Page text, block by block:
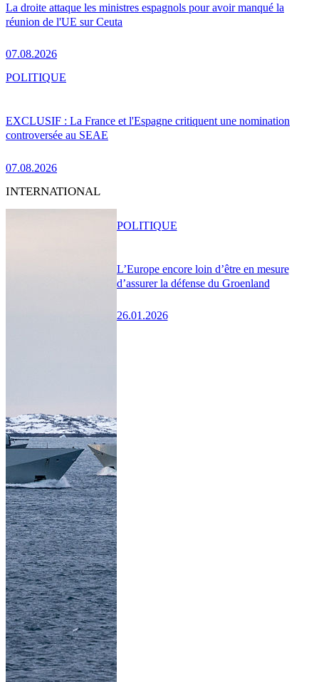
La droite attaque les ministres espagnols pour avoir manqué la
réunion de l'UE sur Ceuta
07.08.2026
EXCLUSIF : La France et l'Espagne critiquent une nomination
controversée au SEAE
07.08.2026
POLITIQUE
INTERNATIONAL
L’Europe encore loin d’être en mesure
d’assurer la défense du Groenland
26.01.2026
POLITIQUE